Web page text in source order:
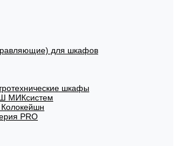
для шкафов
шкафы
МИКсистем
PRO